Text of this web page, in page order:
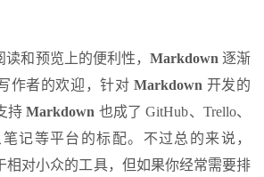
和预览上的便利性， Markdown 逐渐
作者的欢迎，针对Markdown 开发的
持Markdown 也成了 GitHub、Trello、
记等平台的标配。不过总的来说，
相对小众的工具，但如果你经常需要排